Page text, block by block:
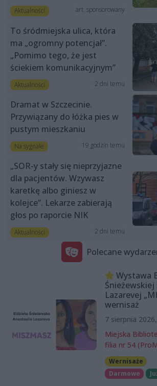
Aktualności art. sponsorowany
To śródmiejska ulica, która
ma „ogromny potencjał”.
„Pomimo tego, że jest
ściekiem komunikacyjnym”
Aktualności 2 dni temu
Dramat w Szczecinie.
Przywiązany do łóżka pies w
pustym mieszkaniu
Na sygnale 19 godzin temu
„SOR-y stały się nieprzyjazne
dla pacjentów. Wzywasz
karetkę albo giniesz w
kolejce”. Lekarze zabierają
głos po raporcie NIK
Aktualności 2 dni temu
Polecane
Wystawa
Lazarevej
wernisaż
7 sierpnia
Miejska
filia nr 54
Wernisaże
Darmowe